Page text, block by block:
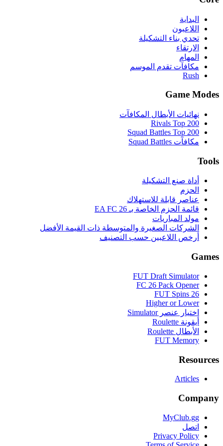
البداية
اللاعبون
تحدي بناء التشكيلة
الارتقاء
المهام
مكافآت تقدم الموسم
Rush
Game Modes
نهائيات الأبطال المكافآت
Rivals Top 200
Squad Battles Top 200
مكافآت Squad Battles
Tools
أداة صنع التشكيلة
الحزم
عناصر قابلة للاستهلاك
قائمة الحزم الخاصة بـ EA FC 26
مولد المباريات
الشركات الصغيرة والمتوسطة ذات القيمة الأفضل
أرخص اللاعبين حسب التصنيف
Games
FUT Draft Simulator
FC 26 Pack Opener
FUT Spins 26
Higher or Lower
اختيار عنصر Simulator
أيقونة Roulette
الأبطال Roulette
FUT Memory
Resources
Articles
Company
MyClub.gg
اتصل
Privacy Policy